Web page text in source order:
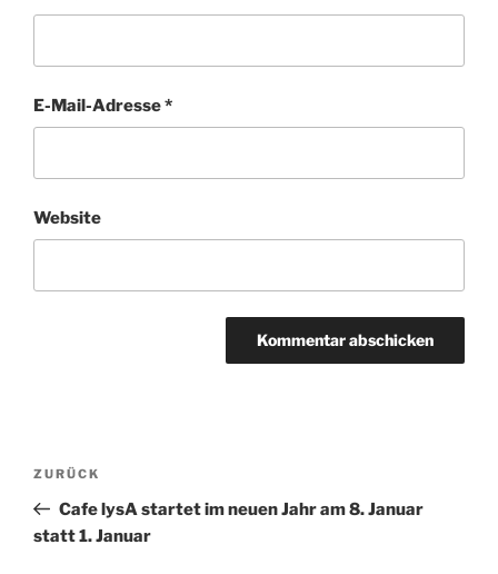
E-Mail-Adresse*
Website
Beitragsnavigation
Vorheriger
Beitrag
ZURÜCK
Cafe lysA startet im neuen Jahr am 8. Januar
statt 1. Januar